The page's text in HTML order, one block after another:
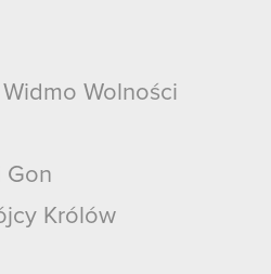
Wolności
Gon
Królów